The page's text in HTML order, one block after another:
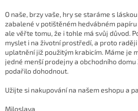
O naše, brzy vaše, hry se staráme s
zabalené v potištěném hedvábném
ale věřte tomu, že i tohle má svůj důvod.
myslet i na životní prostředí, a proto raději
uplatnění již použitým krabicím. Máme je
jedné menší prodejny a obchodního domu
podařilo dohodnout.
Užijte si nakupování na našem eshopu a
Miloslava